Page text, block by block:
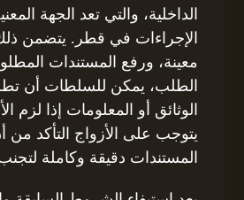
الداخلية، والتي تعد الجهة
الإجراءات في قطر. يتضمن ذلك
معينة، ورفع المستندات
الطلب، يمكن للسلطات أن
الوثائق أو المعلومات إذا لزم
يتوجب على الأزواج التأكد من
المستندات دقيقة وكاملة